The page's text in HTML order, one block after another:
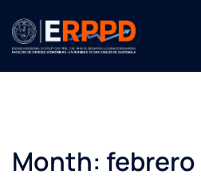
contenido
Month: